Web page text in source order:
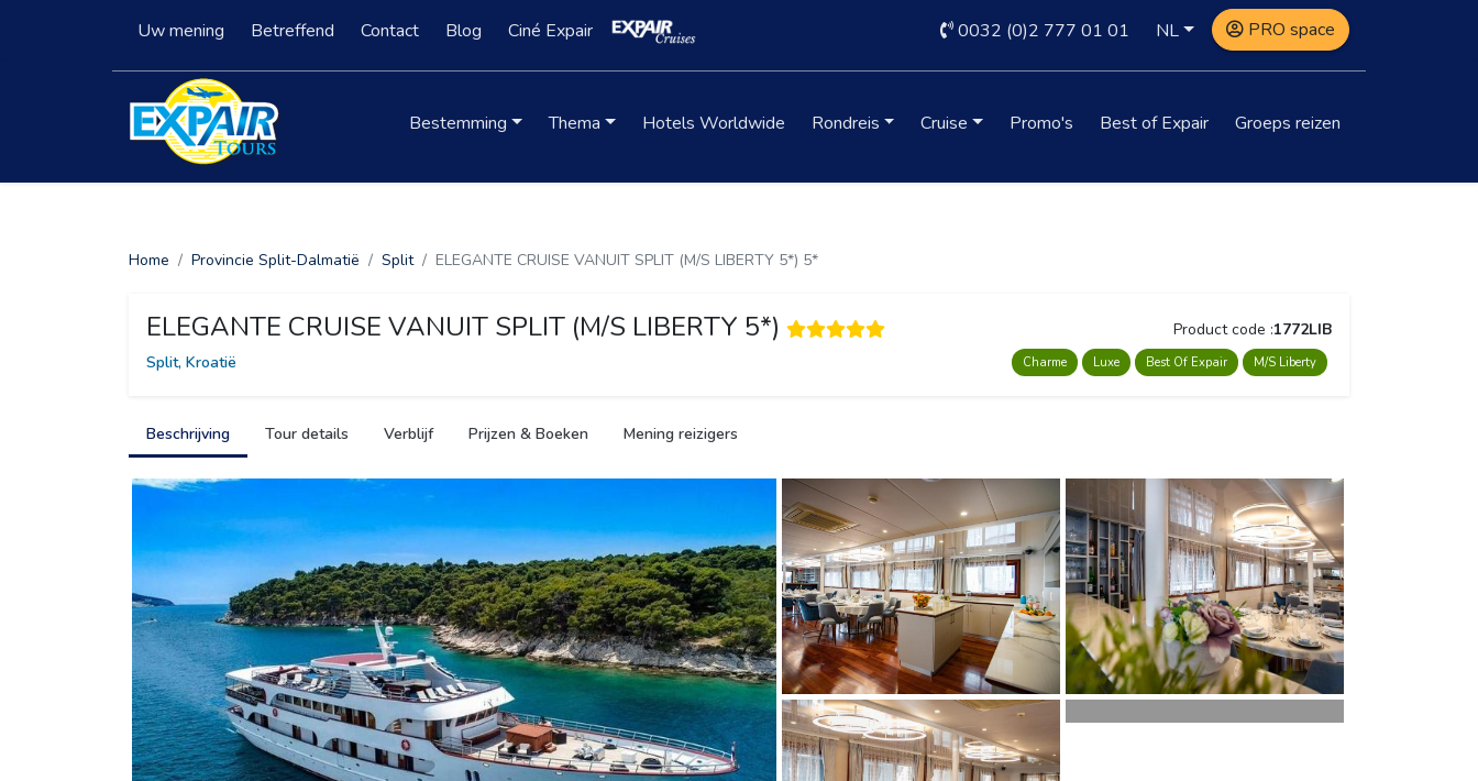
Uw mening Betreffend Contact Blog Ciné Expair 0032 (0)2 777 01 01 NL PRO space
Bestemming Thema Hotels Worldwide Rondreis Cruise Promo's Best of Expair Groeps reizen
Home Provincie Split-Dalmatië Split ELEGANTE CRUISE VANUIT SPLIT (M/S LIBERTY 5*) 5*
ELEGANTE CRUISE VANUIT SPLIT (M/S LIBERTY 5*)
Split, Kroatië
Product code :1772LIB
Charme Luxe Best Of Expair M/S Liberty
Beschrijving Tour details Verblijf Prijzen & Boeken Mening reizigers